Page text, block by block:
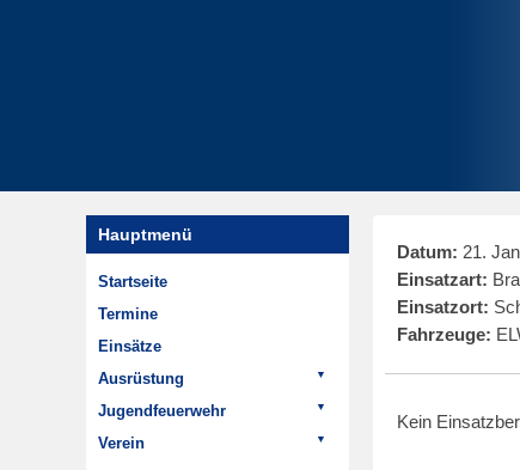
Datum: 21.
Einsatzart:
Einsatzort:
Fahrzeuge:
Kein
Hauptmenü
Startseite
Termine
Einsätze
Ausrüstung
Fahrzeuge
Jugendfeuerwehr
Termine
Verein